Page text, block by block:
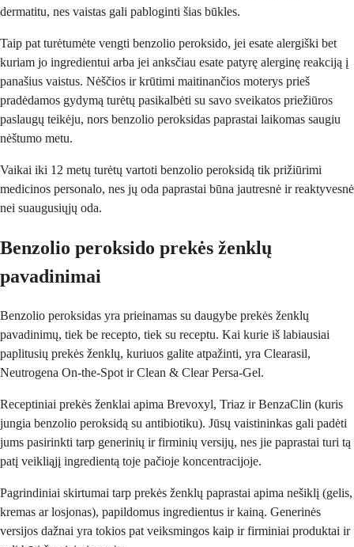
dermatitu, nes vaistas gali pabloginti šias būkles.
Taip pat turėtumėte vengti benzolio peroksido, jei esate alergiški bet
kuriam jo ingredientui arba jei anksčiau esate patyrę alerginę reakciją į
panašius vaistus. Nėščios ir krūtimi maitinančios moterys prieš
pradėdamos gydymą turėtų pasikalbėti su savo sveikatos priežiūros
paslaugų teikėju, nors benzolio peroksidas paprastai laikomas saugiu
nėštumo metu.
Vaikai iki 12 metų turėtų vartoti benzolio peroksidą tik prižiūrimi
medicinos personalo, nes jų oda paprastai būna jautresnė ir reaktyvesnė
nei suaugusiųjų oda.
Benzolio peroksido prekės ženklų
pavadinimai
Benzolio peroksidas yra prieinamas su daugybe prekės ženklų
pavadinimų, tiek be recepto, tiek su receptu. Kai kurie iš labiausiai
paplitusių prekės ženklų, kuriuos galite atpažinti, yra Clearasil,
Neutrogena On-the-Spot ir Clean & Clear Persa-Gel.
Receptiniai prekės ženklai apima Brevoxyl, Triaz ir BenzaClin (kuris
jungia benzolio peroksidą su antibiotiku). Jūsų vaistininkas gali padėti
jums pasirinkti tarp generinių ir firminių versijų, nes jie paprastai turi tą
patį veikliąjį ingredientą toje pačioje koncentracijoje.
Pagrindiniai skirtumai tarp prekės ženklų paprastai apima nešiklį (gelis,
kremas ar losjonas), papildomus ingredientus ir kainą. Generinės
versijos dažnai yra tokios pat veiksmingos kaip ir firminiai produktai ir